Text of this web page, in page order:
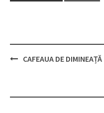
CAFEAUA DE DIMINEAȚĂ